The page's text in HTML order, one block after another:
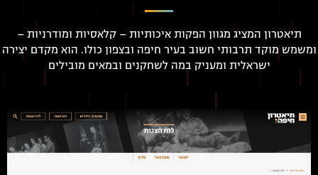
תיאטרון המציג מגוון הפקות איכותיות – קלאסיות ומודרניות –
ומשמש מוקד תרבותי חשוב בעיר חיפה ובצפון כולו. הוא מקדם יצירה
ישראלית ומעניק במה לשחקנים ובמאים מובילים